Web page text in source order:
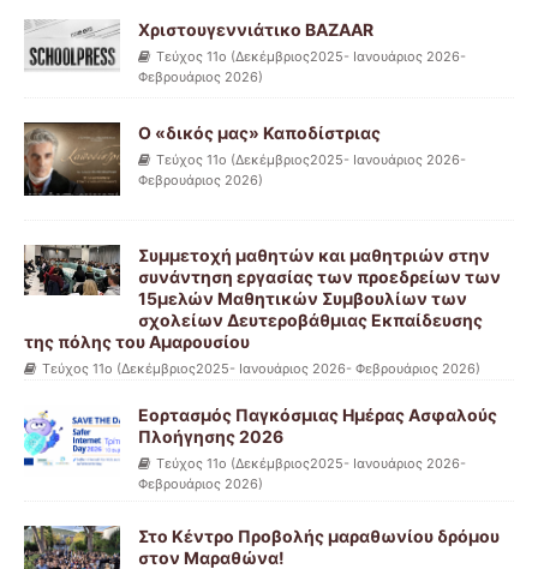
Χριστουγεννιάτικο BAZAAR
Τεύχος 11ο (Δεκέμβριος2025- Ιανουάριος 2026-
Φεβρουάριος 2026)
Ο «δικός μας» Καποδίστριας
Τεύχος 11ο (Δεκέμβριος2025- Ιανουάριος 2026-
Φεβρουάριος 2026)
Συμμετοχή μαθητών και μαθητριών στην
συνάντηση εργασίας των προεδρείων των
15μελών Μαθητικών Συμβουλίων των
σχολείων Δευτεροβάθμιας Εκπαίδευσης
της πόλης του Αμαρουσίου
Τεύχος 11ο (Δεκέμβριος2025- Ιανουάριος 2026- Φεβρουάριος 2026)
Εορτασμός Παγκόσμιας Ημέρας Ασφαλούς
Πλοήγησης 2026
Τεύχος 11ο (Δεκέμβριος2025- Ιανουάριος 2026-
Φεβρουάριος 2026)
Στο Κέντρο Προβολής μαραθωνίου δρόμου
στον Μαραθώνα!